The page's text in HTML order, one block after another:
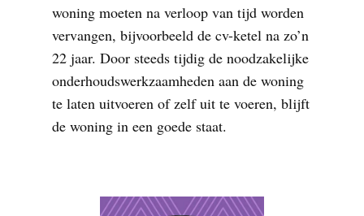
woning moeten na verloop van tijd worden
vervangen, bijvoorbeeld de cv-ketel na zo’n
22 jaar. Door steeds tijdig de noodzakelijke
onderhoudswerkzaamheden aan de woning
te laten uitvoeren of zelf uit te voeren, blijft
de woning in een goede staat.